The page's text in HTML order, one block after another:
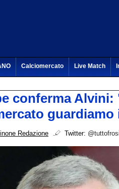
Calciomercato Live Match
conferma
guardiamo
Redazione Twitter: